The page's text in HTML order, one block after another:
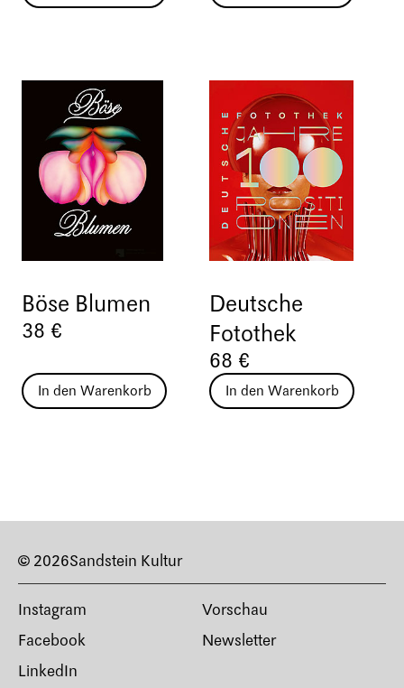
Böse Blumen
38 €
In den Warenkorb
Deutsche
Fotothek
68 €
In den Warenkorb
© 2026Sandstein Kultur
Instagram
Facebook
LinkedIn
Vorschau
Newsletter